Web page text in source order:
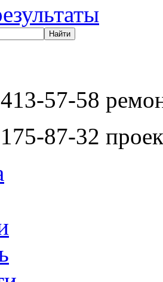
57-58
87-32